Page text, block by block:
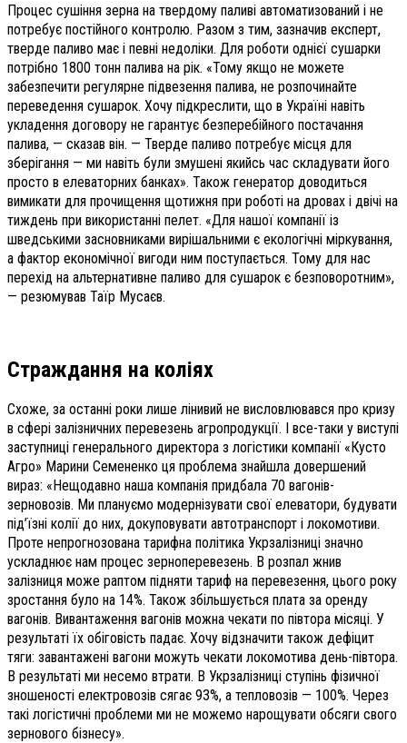
Процес сушіння зерна на твердому паливі автоматизований і не
потребує постійного контролю. Разом з тим, зазначив експерт,
тверде паливо має і певні недоліки. Для роботи однієї сушарки
потрібно 1800 тонн палива на рік. «Тому якщо не можете
забезпечити регулярне підвезення палива, не розпочинайте
переведення сушарок. Хочу підкреслити, що в Україні навіть
укладення договору не гарантує безперебійного постачання
палива, — сказав він. — Тверде паливо потребує місця для
зберігання — ми навіть були змушені якийсь час складувати його
просто в елеваторних банках». Також генератор доводиться
вимикати для прочищення щотижня при роботі на дровах і двічі на
тиждень при використанні пелет. «Для нашої компанії із
шведськими засновниками вирішальними є екологічні міркування,
а фактор економічної вигоди ним поступається. Тому для нас
перехід на альтернативне паливо для сушарок є безповоротним»,
— резюмував Таїр Мусаєв.
Страждання на коліях
Схоже, за останні роки лише лінивий не висловлювався про кризу
в сфері залізничних перевезень агропродукції. І все-таки у виступі
заступниці генерального директора з логістики компанії «Кусто
Агро» Марини Семененко ця проблема знайшла довершений
вираз: «Нещодавно наша компанія придбала 70 вагонів-
зерновозів. Ми плануємо модернізувати свої елеватори, будувати
під’їзні колії до них, докуповувати автотранспорт і локомотиви.
Проте непрогнозована тарифна політика Укрзалізниці значно
ускладнює нам процес зерноперевезень. В розпал жнив
залізниця може раптом підняти тариф на перевезення, цього року
зростання було на 14%. Також збільшується плата за оренду
вагонів. Вивантаження вагонів можна чекати по півтора місяці. У
результаті їх обіговість падає. Хочу відзначити також дефіцит
тяги: завантажені вагони можуть чекати локомотива день-півтора.
В результаті ми несемо втрати. В Укрзалізниці ступінь фізичної
зношеності електровозів сягає 93%, а тепловозів — 100%. Через
такі логістичні проблеми ми не можемо нарощувати обсяги свого
зернового бізнесу».